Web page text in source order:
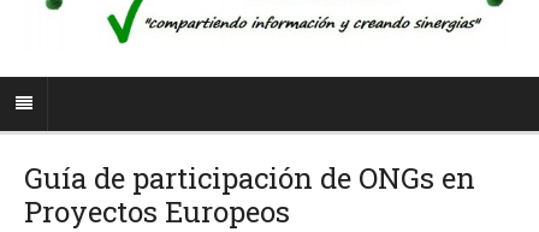
Guía de participación de ONGs en
Proyectos Europeos